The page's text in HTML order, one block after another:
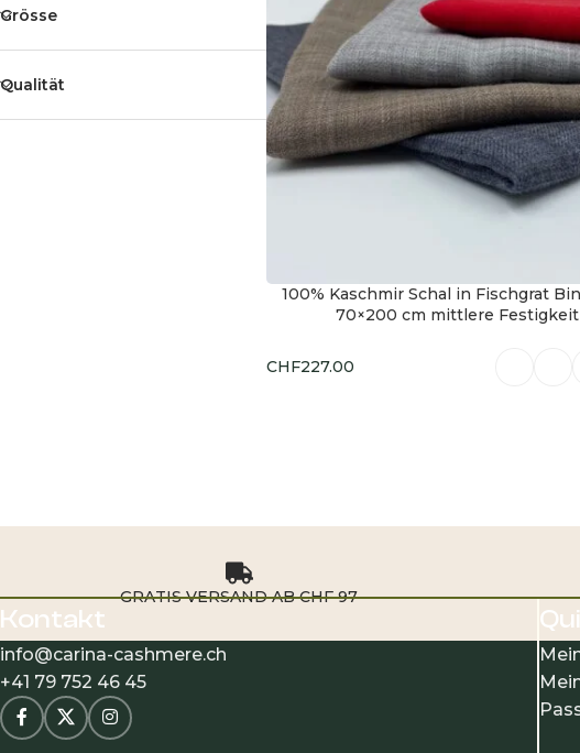
Grösse
Qualität
HOT
100% Kaschmir Schal in Fischgrat
70×200 cm mittlere Festigkeit
CHF227.00
GRATIS VERSAND AB CHF 97
Kontakt
info@carina-cashmere.ch
+41 79 752 46 45